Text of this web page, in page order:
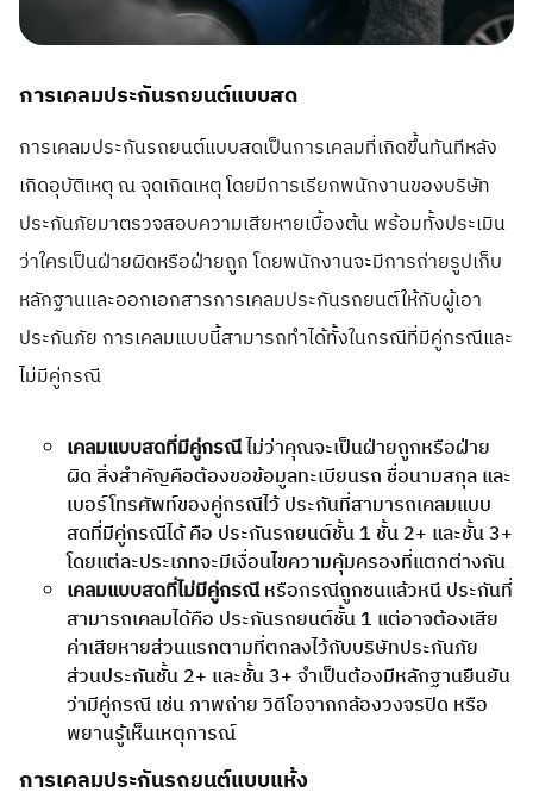
การเคลมประกันรถยนต์แบบสด
การเคลมประกันรถยนต์แบบสดเป็นการเคลมที่เกิดขึ้นทันทีหลัง
เกิดอุบัติเหตุ ณ จุดเกิดเหตุ โดยมีการเรียกพนักงานของบริษัท
ประกันภัยมาตรวจสอบความเสียหายเบื้องต้น พร้อมทั้งประเมิน
ว่าใครเป็นฝ่ายผิดหรือฝ่ายถูก โดยพนักงานจะมีการถ่ายรูปเก็บ
หลักฐานและออกเอกสารการเคลมประกันรถยนต์ให้กับผู้เอา
ประกันภัย การเคลมแบบนี้สามารถทำได้ทั้งในกรณีที่มีคู่กรณีและ
ไม่มีคู่กรณี
เคลมแบบสดที่มีคู่กรณีไม่ว่าคุณจะเป็นฝ่ายถูกหรือฝ่าย
ผิด สิ่งสำคัญคือต้องขอข้อมูลทะเบียนรถ ชื่อนามสกุล และ
เบอร์โทรศัพท์ของคู่กรณีไว้ ประกันที่สามารถเคลมแบบ
สดที่มีคู่กรณีได้ คือ ประกันรถยนต์ชั้น 1 ชั้น 2+ และชั้น 3+
โดยแต่ละประเภทจะมีเงื่อนไขความคุ้มครองที่แตกต่างกัน
เคลมแบบสดที่ไม่มีคู่กรณีหรือกรณีถูกชนแล้วหนี ประกันที่
สามารถเคลมได้คือ ประกันรถยนต์ชั้น 1 แต่อาจต้องเสีย
ค่าเสียหายส่วนแรกตามที่ตกลงไว้กับบริษัทประกันภัย
ส่วนประกันชั้น 2+ และชั้น 3+ จำเป็นต้องมีหลักฐานยืนยัน
ว่ามีคู่กรณี เช่น ภาพถ่าย วิดีโอจากกล้องวงจรปิด หรือ
พยานรู้เห็นเหตุการณ์
การเคลมประกันรถยนต์แบบแห้ง